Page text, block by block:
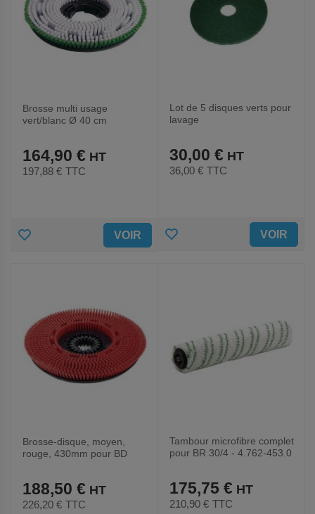
Brosse multi usage
vert/blanc Ø 40 cm
164,90 €
197,88 € TTC
AJOUTER VOIR
Lot de 5 disques verts pour
lavage
30,00 €
36,00 € TTC
AJOUTER VOIR
Brosse-disque, moyen,
rouge, 430mm pour BD
188,50 €
226,20 € TTC
Tambour microfibre complet
pour BR 30/4 - 4.762-453.0
175,75 €
210,90 € TTC